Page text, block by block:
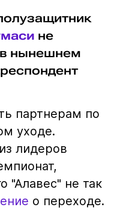
не
в нынешнем
партнерам по
уходе.
лидеров
"Алавес" не так
о переходе.